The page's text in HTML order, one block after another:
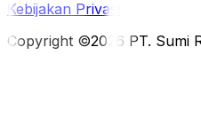
Kebijakan Privasi
Copyright ©2026 PT. Sumi